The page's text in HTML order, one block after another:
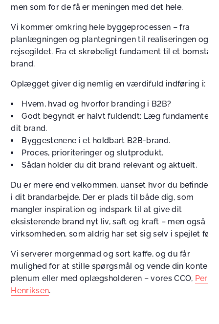
men som for de få er meningen med det hele.
Vi kommer omkring hele byggeprocessen – fra
planlægningen og plantegningen til realiseringen og
rejsegildet. Fra et skrøbeligt fundament til et
brand.
Oplægget giver dig nemlig en værdifuld indføring i:
Hvem, hvad og hvorfor branding i B2B?
Godt begyndt er halvt fuldendt: Læg fundamentet
dit brand.
Byggestenene i et holdbart B2B-brand.
Proces, prioriteringer og slutprodukt.
Sådan holder du dit brand relevant og aktuelt.
Du er mere end velkommen, uanset hvor du befinder
i dit brandarbejde. Der er plads til både dig, som
mangler inspiration og indspark til at give dit
eksisterende brand nyt liv, saft og kraft – men også
virksomheden, som aldrig har set sig selv i spejlet før.
Vi serverer morgenmad og sort kaffe, og du får
mulighed for at stille spørgsmål og vende din
plenum eller med oplægsholderen – vores CCO, Per
Henriksen.